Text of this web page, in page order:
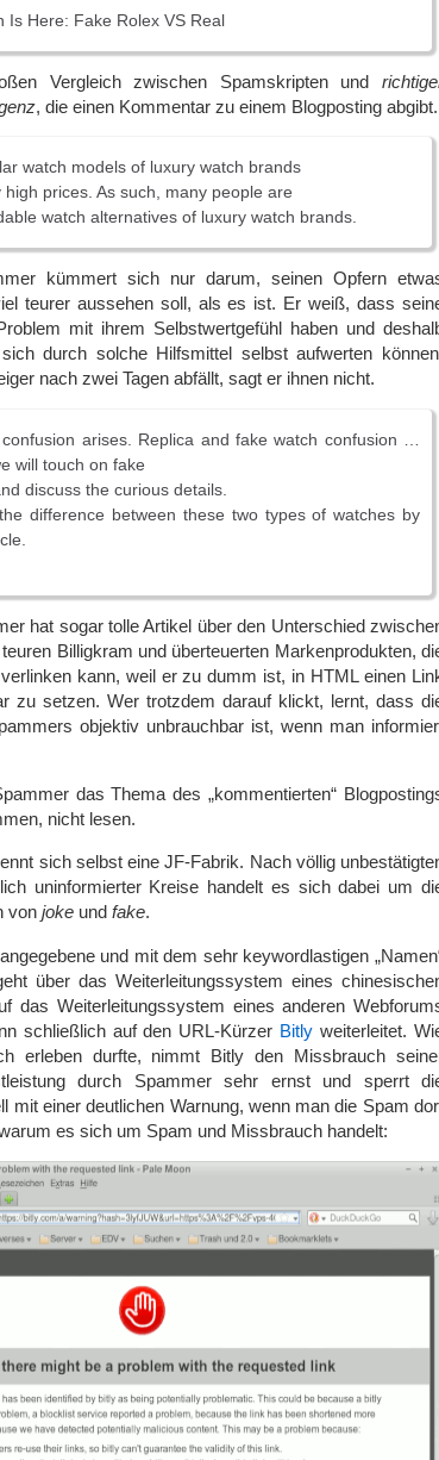
Is Here: Fake Rolex VS Real
Vergleich zwischen Spamskripten und
, die einen Kommentar zu einem Blogposting abgibt.
watch models of luxury watch brands
prices. As such, many people are
watch alternatives of luxury watch brands.
kümmert sich nur darum, seinen Opfern
teurer aussehen soll, als es ist. Er weiß, dass
mit ihrem Selbstwertgefühl haben und
durch solche Hilfsmittel selbst aufwerten
nach zwei Tagen abfällt, sagt er ihnen nicht.
arises. Replica and fake watch confusion …
will touch on fake
discuss the curious details.
difference between these two types of watches by
hat sogar tolle Artikel über den Unterschied
Billigkram und überteuerten Markenprodukten,
kann, weil er zu dumm ist, in HTML einen
zu setzen. Wer trotzdem darauf klickt, lernt, dass
objektiv unbrauchbar ist, wenn man
das Thema des „kommentierten“
nicht lesen.
sich selbst eine JF-Fabrik. Nach völlig
uninformierter Kreise handelt es sich dabei um
von joke und fake.
und mit dem sehr keywordlastigen
über das Weiterleitungssystem eines
das Weiterleitungssystem eines anderen
schließlich auf den URL-Kürzer Bitly weiterleitet.
erleben durfte, nimmt Bitly den Missbrauch
durch Spammer sehr ernst und sperrt
mit einer deutlichen Warnung, wenn man die Spam
es sich um Spam und Missbrauch handelt: